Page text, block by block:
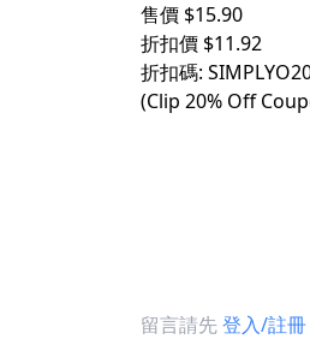
售價 $15.90
折扣價 $11.92
折扣碼:
(Clip 20% Off
留言請先登入/註冊